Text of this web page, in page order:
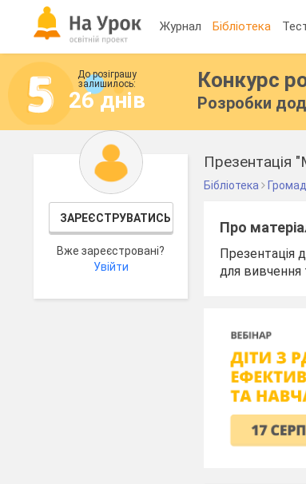
Журнал Бібліотека
До розіграшу
залишилось:
26 днів
Конкурс
Розробки
ЗАРЕЄСТРУВАТИСЬ
Вже зареєстровані?
Увійти
Презентація
Бібліотека
Про
Презентація
для вивчення